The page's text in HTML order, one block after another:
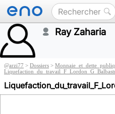
Ray Zaharia
@arzi77 > Dossiers >